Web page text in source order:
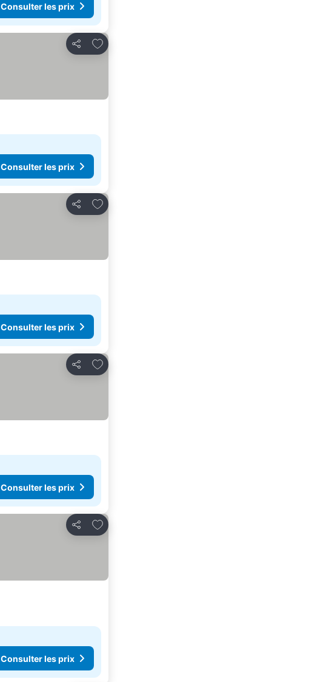
Consulter les prix
Partager
Ajouter à mes favoris
Consulter les prix
Partager
Ajouter à mes favoris
Consulter les prix
Partager
Ajouter à mes favoris
Consulter les prix
Partager
Ajouter à mes favoris
Consulter les prix